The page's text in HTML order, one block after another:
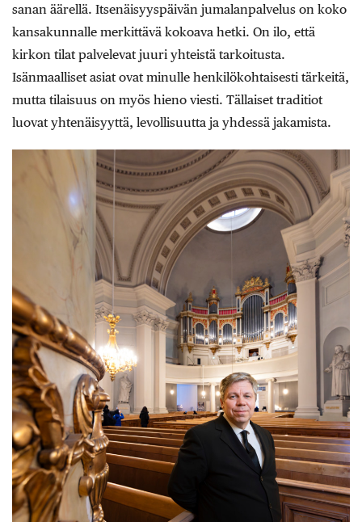
sanan äärellä. Itsenäisyyspäivän jumalanpalvelus on koko
kansakunnalle merkittävä kokoava hetki. On ilo, että
kirkon tilat palvelevat juuri yhteistä tarkoitusta.
Isänmaalliset asiat ovat minulle henkilökohtaisesti tärkeitä,
mutta tilaisuus on myös hieno viesti. Tällaiset traditiot
luovat yhtenäisyyttä, levollisuutta ja yhdessä jakamista.